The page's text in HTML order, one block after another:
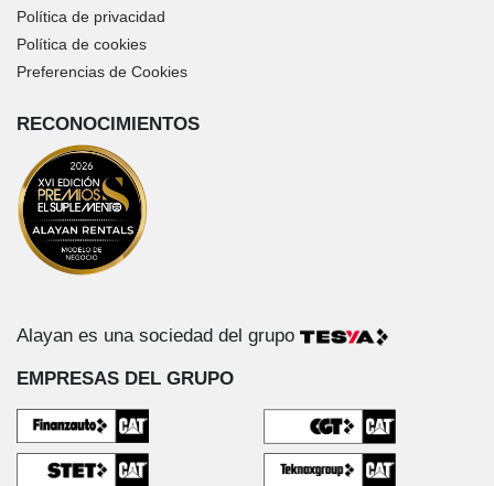
Política de privacidad
Política de cookies
Preferencias de Cookies
RECONOCIMIENTOS
Alayan es una sociedad del grupo
EMPRESAS DEL GRUPO